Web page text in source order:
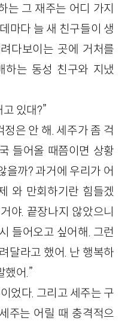
는 그 재주는 어디 가지
마다 늘 새 친구들이 생
다보이는 곳에 거처를
하는 동성 친구와 지냈
있대?”
정은 안 해. 세주가 좀 걱
들어올 때쯤이면 상황
을까? 과거에 우리가 어
와 만회하기란 힘들겠
야. 끝장나지 않았으니
들어오고 싶어해. 그런
달라고 했어. 난 행복하
했어.”
었다. 그리고 세주는 구
주는 어릴 때 충격적으